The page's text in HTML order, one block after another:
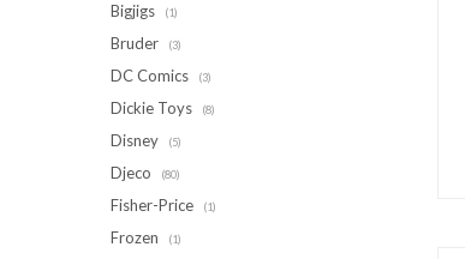
Bigjigs (1)
Bruder (3)
DC Comics (3)
Dickie Toys (8)
Disney (5)
Djeco (80)
Fisher-Price (1)
Frozen (1)